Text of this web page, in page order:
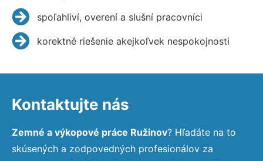
spoľahliví, overení a slušní pracovníci
korektné riešenie akejkoľvek nespokojnosti
Kontaktujte nás
Zemné a výkopové práce Ružinov? Hľadáte na to
skúsených a zodpovedných profesionálov za